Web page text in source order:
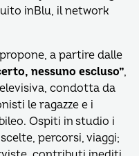
inBlu, il network
a partire dalle
nessuno escluso”,
condotta da
le ragazze e i
Ospiti in studio i
percorsi, viaggi;